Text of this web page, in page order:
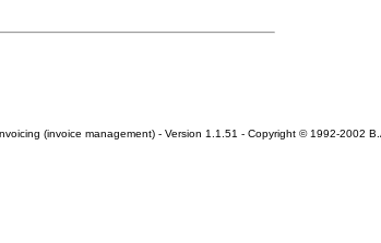
(invoice management) - Version 1.1.51 - Copyright © 1992-2002